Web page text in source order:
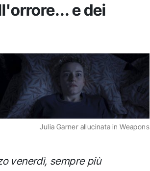
e dei
Julia Garner allucinata in Weapons
venerdì, sempre più